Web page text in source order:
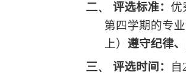
二、
评选标准： 优
第四学期的专
上） 遵守纪律
三、
评选时间： 自